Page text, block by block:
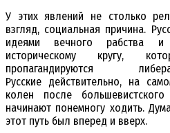
У этих явлений не столько
взгляд, социальная причина.
идеями вечного рабства
историческому кругу,
пропагандируются
Русские действительно, на
колен после
начинают понемногу ходить.
этот путь был вперед и вверх.